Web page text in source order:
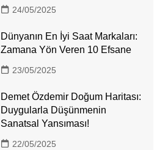
24/05/2025
Dünyanın En İyi Saat Markaları:
Zamana Yön Veren 10 Efsane
23/05/2025
Demet Özdemir Doğum Haritası:
Duygularla Düşünmenin
Sanatsal Yansıması!
22/05/2025